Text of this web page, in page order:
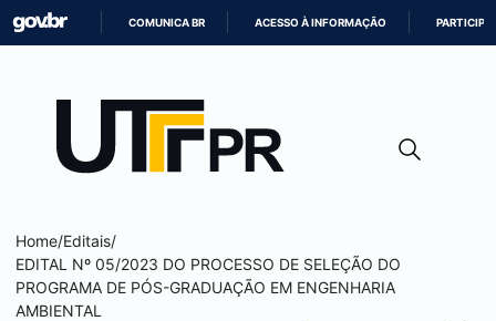
CONTEÚDO
COMUNICA BR ACESSO À INFORMAÇÃO PARTICIPE
Home/Editais/
EDITAL Nº 05/2023 DO PROCESSO DE SELEÇÃO DO
PROGRAMA DE PÓS-GRADUAÇÃO EM ENGENHARIA
AMBIENTAL